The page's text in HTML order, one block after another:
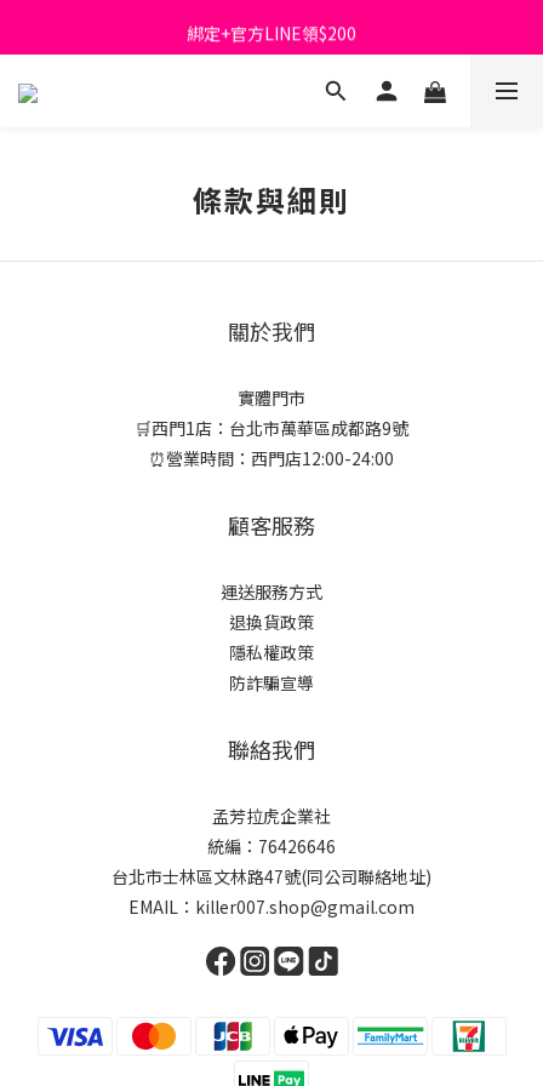
首購免運費🚚
綁定+官方LINE領$200
出清特價_買一送一
條款與細則
關於我們
實體門市
🛒西門1店：台北市萬華區成都路9號
⏰營業時間：西門店12:00-24:00
顧客服務
運送服務方式
退換貨政策
隱私權政策
防詐騙宣導
聯絡我們
孟芳拉虎企業社
統編：76426646
台北市士林區文林路47號(同公司聯絡地址)
EMAIL：killer007.shop@gmail.com